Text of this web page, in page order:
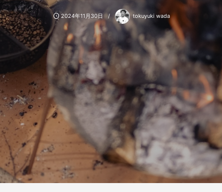
2024年11月30日 tokuyuki wada